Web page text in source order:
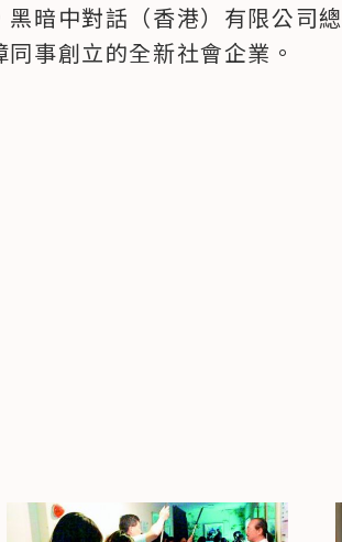
暗中對話（香港）有限公司
事創立的全新社會企業。